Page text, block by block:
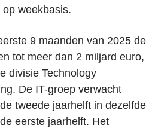
weekbasis.
9 maanden van 2025 de
tot meer dan 2 miljard euro,
divisie Technology
De IT-groep verwacht
tweede jaarhelft in dezelfde
eerste jaarhelft. Het